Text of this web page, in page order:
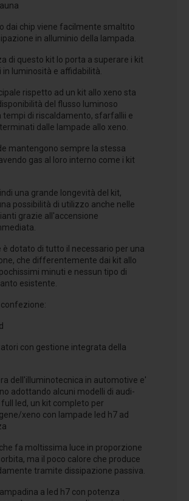
dai chip viene facilmente smaltito
in alluminio della lampada.
di questo kit lo porta a superare i kit
in luminosità e affidabilità.
rispetto ad un kit allo xeno sta
del flusso luminoso
tempi di riscaldamento, sfarfallii e
dalle lampade allo xeno.
mantengono sempre la stessa
gas al loro interno come i kit
una grande longevità del kit,
possibilità di utilizzo anche nelle
grazie all'accensione
è dotato di tutto il necessario per una
che differentemente dai kit allo
minuti e nessun tipo di
esistente.
con gestione integrata della
dell'illuminotecnica in automotive e'
adottando alcuni modelli di audi-
led, un kit completo per
xeno con lampade led h7 ad
che fa moltissima luce in proporzione
ma il poco calore che produce
tramite dissipazione passiva.
a led h7 con potenza